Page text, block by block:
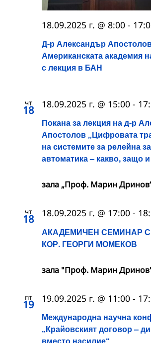
Д-р Александър
Американската академия
с лекция в БАН
18.09.2025 г. @ 8:00 -
чт
18
Покана за лекция на д-р
Апостолов „Цифровата
на системите за релейна
автоматика – какво, защо и
18.09.2025 г. @ 15:00 -
зала „Проф. Марин
чт
18
АКАДЕМИЧЕН СЕМИНАР С
КОР. ГЕОРГИ МОМЕКОВ
18.09.2025 г. @ 17:00 -
зала "Проф. Марин
пт
19
Международна научна
„Крайовският договор –
вместо насилие“
19.09.2025 г. @ 11:00 -